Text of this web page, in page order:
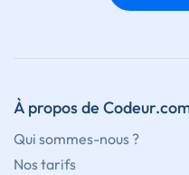
À propos de
Qui sommes-nous ?
Nos tarifs